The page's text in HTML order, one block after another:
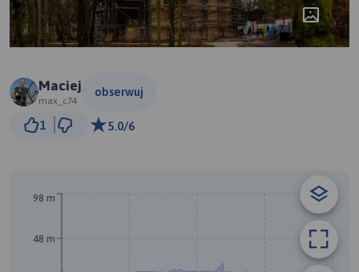
Maciej
max_c74
obserwuj
1 5.0/6
48 m
98 m